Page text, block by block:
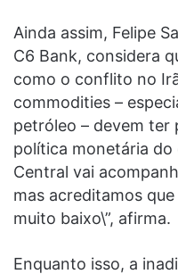
Ainda assim, Felipe
C6 Bank, considera
como o conflito no
commodities –
petróleo – devem ter
política monetária do
Central vai
mas acreditamos
muito baixo\”, afirma.
Enquanto isso, a